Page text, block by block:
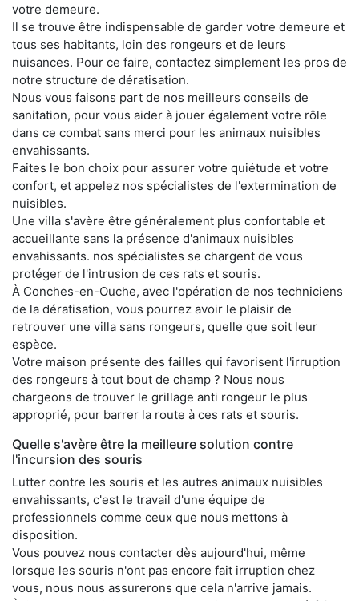
votre demeure.
Il se trouve être indispensable de garder votre demeure et
tous ses habitants, loin des rongeurs et de leurs
nuisances. Pour ce faire, contactez simplement les pros de
notre structure de dératisation.
Nous vous faisons part de nos meilleurs conseils de
sanitation, pour vous aider à jouer également votre rôle
dans ce combat sans merci pour les animaux nuisibles
envahissants.
Faites le bon choix pour assurer votre quiétude et votre
confort, et appelez nos spécialistes de l'extermination de
nuisibles.
Une villa s'avère être généralement plus confortable et
accueillante sans la présence d'animaux nuisibles
envahissants. nos spécialistes se chargent de vous
protéger de l'intrusion de ces rats et souris.
À Conches-en-Ouche, avec l'opération de nos techniciens
de la dératisation, vous pourrez avoir le plaisir de
retrouver une villa sans rongeurs, quelle que soit leur
espèce.
Votre maison présente des failles qui favorisent l'irruption
des rongeurs à tout bout de champ ? Nous nous
chargeons de trouver le grillage anti rongeur le plus
approprié, pour barrer la route à ces rats et souris.
Quelle s'avère être la meilleure solution contre
l'incursion des souris
Lutter contre les souris et les autres animaux nuisibles
envahissants, c'est le travail d'une équipe de
professionnels comme ceux que nous mettons à
disposition.
Vous pouvez nous contacter dès aujourd'hui, même
lorsque les souris n'ont pas encore fait irruption chez
vous, nous nous assurerons que cela n'arrive jamais.